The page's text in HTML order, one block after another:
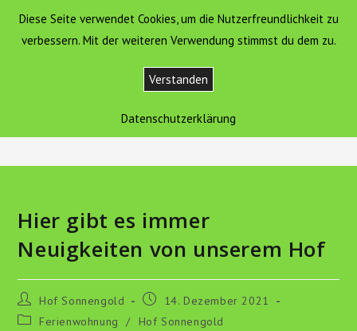
springen
Hof Sonnengold MENÜ
> Hier gibt es immer Neuigkeiten von unserem Hof
Hier gibt es immer
Neuigkeiten von unserem Hof
Beitrags-
Autor:
Hof Sonnengold
Beitrag14. Dezember 2021
Beitrags-
Ferienwohnung / Hof Sonnengold
Diese Seite verwendet Cookies, um die Nutzerfreundlichkeit zu
verbessern. Mit der weiteren Verwendung stimmst du dem zu.
Verstanden
Datenschutzerklärung